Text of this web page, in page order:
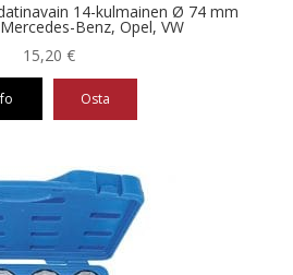
14-kulmainen Ø 74 mm
Benz, Opel, VW
15,20 €
Osta